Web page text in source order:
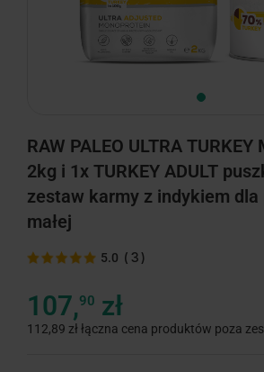
RAW PALEO ULTRA TURKEY
2kg i 1x TURKEY ADULT
zestaw karmy z indykiem dla
małej
5.0 ( 3 )
107,90 zł
112,89 zł łączna cena produktów poza